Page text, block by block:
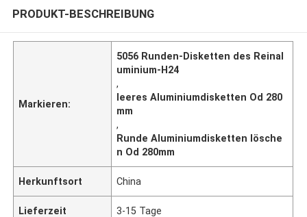
PRODUKT-BESCHREIBUNG
Markieren:
5056 Runden-Disketten des Reinal
uminium-H24
,
leeres Aluminiumdisketten Od 280
mm
,
Runde Aluminiumdisketten lösche
n Od 280mm
Herkunftsort China
Lieferzeit 3-15 Tage